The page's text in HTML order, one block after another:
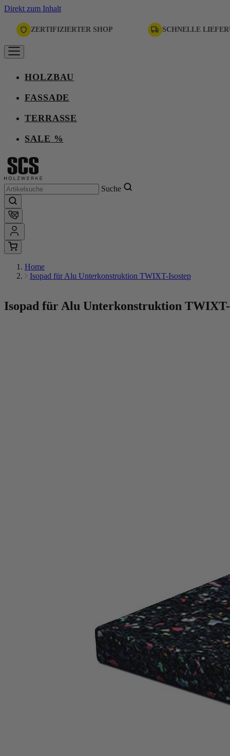
Direkt zum Inhalt
ZERTIFIZIERTER SHOP SCHNELLE
HOLZBAU
FASSADE
TERRASSE
SALE %
Suche
Home
Isopad für Alu Unterkonstruktion TWIXT-Isostep
Isopad für Alu Unterkonstruktion TWIXT-